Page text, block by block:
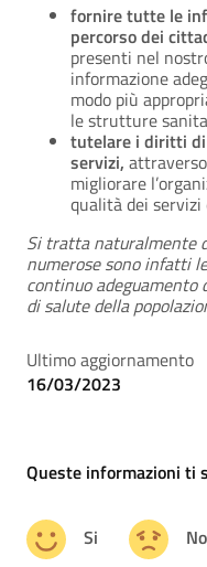
fornire tutte le
percorso dei
presenti nel
informazione
modo più
le strutture
tutelare i diritti di
servizi,
migliorare
qualità dei servizi
Si tratta naturalmente
numerose sono infatti
continuo
di salute della
Ultimo aggiornamento
16/03/2023
Queste informazioni ti
Si No